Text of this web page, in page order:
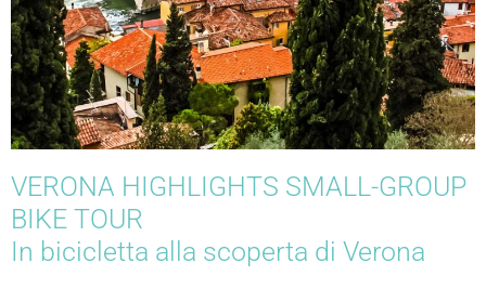
VERONA HIGHLIGHTS SMALL-GROUP
BIKE TOUR
In bicicletta alla scoperta di Verona